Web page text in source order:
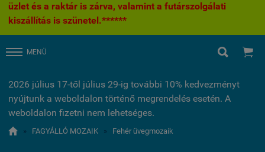
üzlet és a raktár is zárva, valamint a futárszolgálati
kiszállítás is szünetel.******
MENÜ  
2026 július 17-től július 29-ig további 10% kedvezményt
nyújtunk a weboldalon történő megrendelés esetén. A
weboldalon fizetni nem lehetséges.
 » FAGYÁLLÓ MOZAIK » Fehér üvegmozaik